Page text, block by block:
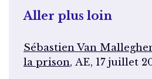
Aller plus loin
Sébastien Van
la prison, AE, 17 juillet